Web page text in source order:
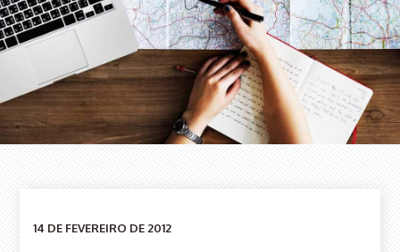
14 DE FEVEREIRO DE 2012